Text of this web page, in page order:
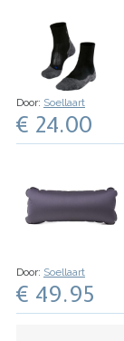
Door: Soellaart
€ 24.00
Door: Soellaart
€ 49.95